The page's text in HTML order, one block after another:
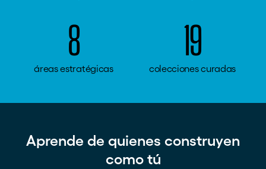
8
áreas estratégicas
19
colecciones curadas
Aprende de quienes construyen
como tú